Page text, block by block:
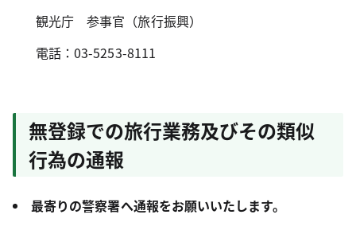
観光庁 参事官（旅行振興）
電話：03-5253-8111
無登録での旅行業務及びその類似
行為の通報
最寄りの警察署へ通報をお願いいたします。